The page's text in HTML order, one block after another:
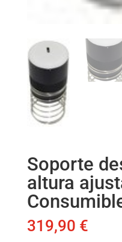
Soporte
altura
319,90 €